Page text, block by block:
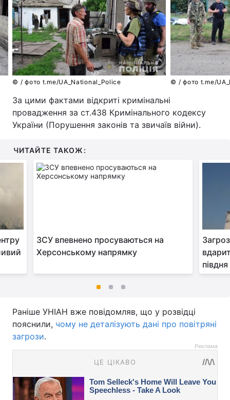
© / фото t.me/UA_National_Police © / фото t.me/
За цими фактами відкриті кримінальні
провадження за ст.438 Кримінального кодексу
України (Порушення законів та звичаїв війни).
ЧИТАЙТЕ ТАКОЖ:
ЗСУ впевнено просуваються на
Херсонському напрямку
Раніше УНІАН вже повідомляв, що у розвідці
пояснили, чому не деталізують дані про повітряні
загрози.
Реклама